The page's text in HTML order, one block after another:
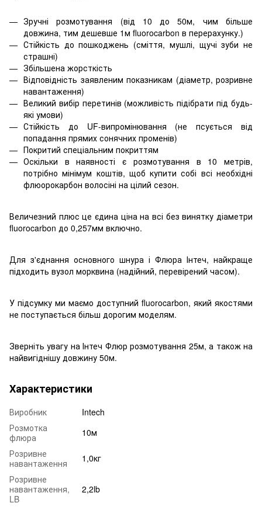
Зручні розмотування (від 10 до 50м, чим більше
довжина, тим дешевше 1м fluorocarbon в перерахунку.)
Стійкість до пошкоджень (сміття, мушлі, щучі зуби не
страшні)
Збільшена жорсткість
Відповідність заявленим показникам (діаметр, розривне
навантаження)
Великий вибір перетинів (можливість підібрати під будь-
які умови)
Стійкість до UF-випромінювання (не псується від
попадання прямих сонячних променів)
Покритий спеціальним покриттям
Оскільки в наявності є розмотування в 10 метрів,
потрібно мінімум коштів, щоб купити собі всі необхідні
флюорокарбон волосіні на цілий сезон.
Величезний плюс це єдина ціна на всі без винятку діаметри
fluorocarbon до 0,257мм включно.
Для з'єднання основного шнура і Флюра Інтеч, найкраще
підходить вузол морквина (надійний, перевірений часом).
У підсумку ми маємо доступний fluorocarbon, який якостями
не поступається більш дорогим моделям.
Зверніть увагу на Інтеч Флюр розмотування 25м, а також на
найвигіднішу довжину 50м.
Характеристики
Виробник
Intech
Розмотка
флюра
10м
Розривне
навантаження
1,0кг
Розривне
навантаження,
LB
2,2lb